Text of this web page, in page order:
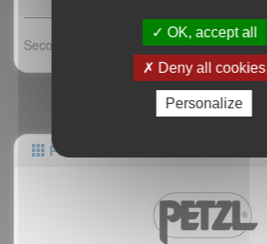
Secours en montagne Hautes Alpes : 112
Partenaires
OK, accept all
Deny all cookies
Personalize